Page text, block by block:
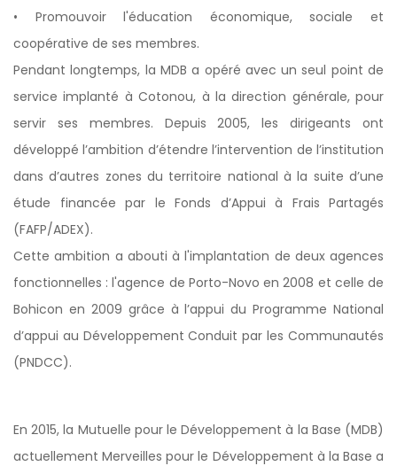
• Promouvoir l'éducation économique, sociale et
coopérative de ses membres.
Pendant longtemps, la MDB a opéré avec un seul point de
service implanté à Cotonou, à la direction générale, pour
servir ses membres. Depuis 2005, les dirigeants ont
développé l’ambition d’étendre l’intervention de l’institution
dans d’autres zones du territoire national à la suite d’une
étude financée par le Fonds d’Appui à Frais Partagés
(FAFP/ADEX).
Cette ambition a abouti à l'implantation de deux agences
fonctionnelles : l'agence de Porto-Novo en 2008 et celle de
Bohicon en 2009 grâce à l’appui du Programme National
d’appui au Développement Conduit par les Communautés
(PNDCC).
En 2015, la Mutuelle pour le Développement à la Base (MDB)
actuellement Merveilles pour le Développement à la Base a